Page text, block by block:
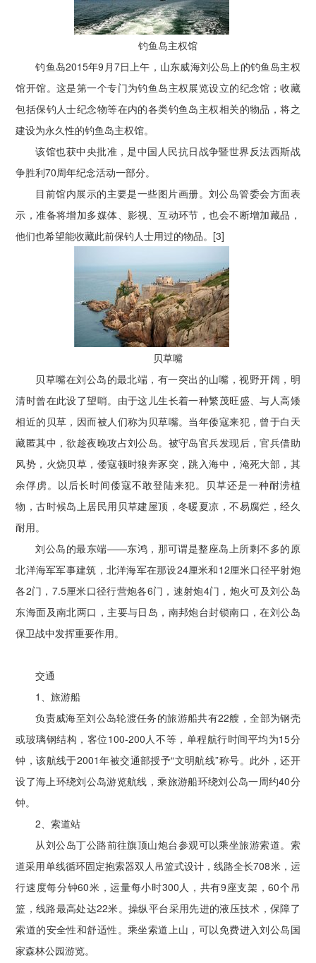
钓鱼岛主权馆
钓鱼岛2015年9月7日上午，山东威海刘公岛上的钓鱼岛主权
馆开馆。这是第一个专门为钓鱼岛主权展览设立的纪念馆；收藏
包括保钓人士纪念物等在内的各类钓鱼岛主权相关的物品，将之
建设为永久性的钓鱼岛主权馆。
该馆也获中央批准，是中国人民抗日战争暨世界反法西斯战
争胜利70周年纪念活动一部分。
目前馆内展示的主要是一些图片画册。刘公岛管委会方面表
示，准备将增加多媒体、影视、互动环节，也会不断增加藏品，
他们也希望能收藏此前保钓人士用过的物品。[3]
贝草嘴
贝草嘴在刘公岛的最北端，有一突出的山嘴，视野开阔，明
清时曾在此设了望哨。由于这儿生长着一种繁茂旺盛、与人高矮
相近的贝草，因而被人们称为贝草嘴。当年倭寇来犯，曾于白天
藏匿其中，欲趁夜晚攻占刘公岛。被守岛官兵发现后，官兵借助
风势，火烧贝草，倭寇顿时狼奔豕突，跳入海中，淹死大部，其
余俘虏。以后长时间倭寇不敢登陆来犯。贝草还是一种耐涝植
物，古时候岛上居民用贝草建屋顶，冬暖夏凉，不易腐烂，经久
耐用。
刘公岛的最东端——东鸿，那可谓是整座岛上所剩不多的原
北洋海军军事建筑，北洋海军在那设24厘米和12厘米口径平射炮
各2门，7.5厘米口径行营炮各6门，速射炮4门，炮火可及刘公岛
东海面及南北两口，主要与日岛，南邦炮台封锁南口，在刘公岛
保卫战中发挥重要作用。
交通
1、旅游船
负责威海至刘公岛轮渡任务的旅游船共有22艘，全部为钢壳
或玻璃钢结构，客位100-200人不等，单程航行时间平均为15分
钟，该航线于2001年被交通部授予“文明航线”称号。此外，还开
设了海上环绕刘公岛游览航线，乘旅游船环绕刘公岛一周约40分
钟。
2、索道站
从刘公岛丁公路前往旗顶山炮台参观可以乘坐旅游索道。索
道采用单线循环固定抱索器双人吊篮式设计，线路全长708米，运
行速度每分钟60米，运量每小时300人，共有9座支架，60个吊
篮，线路最高处达22米。操纵平台采用先进的液压技术，保障了
索道的安全性和舒适性。乘坐索道上山，可以免费进入刘公岛国
家森林公园游览。